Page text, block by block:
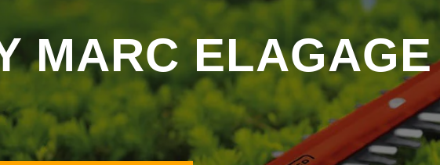
MARC ELAGAGE